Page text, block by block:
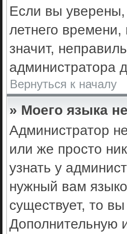
Если вы уверены,
летнего
значит,
администратора
Вернуться к началу
» Моего языка
Администратор
или же просто
узнать у
нужный вам
существует, то
Дополнительную